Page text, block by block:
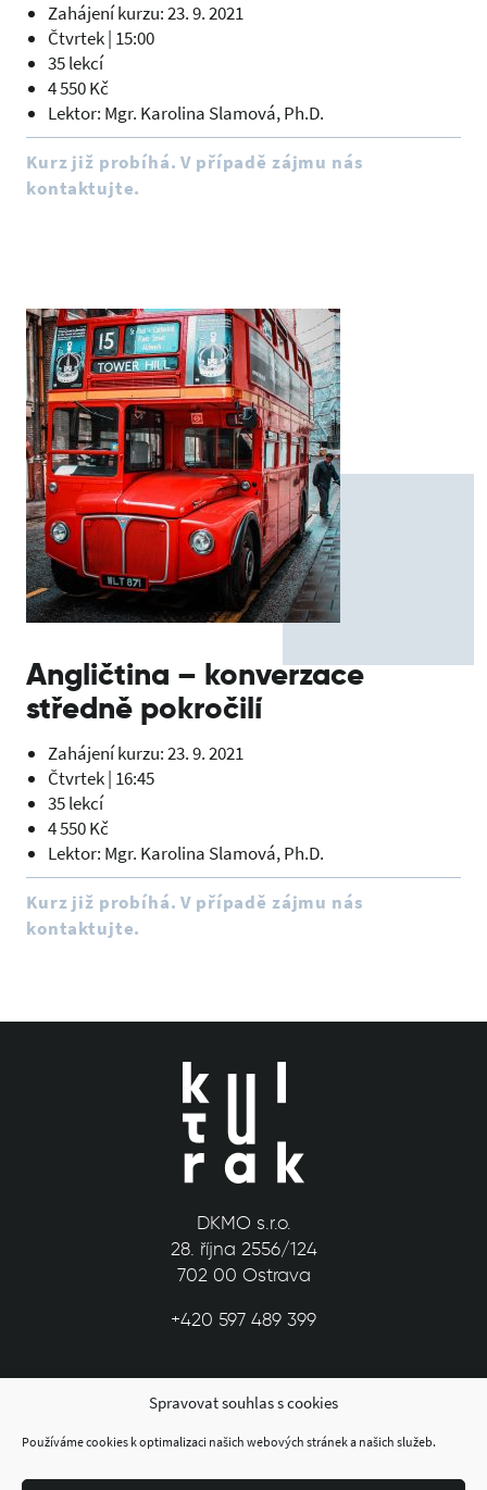
Spravovat souhlas s cookies
Používáme cookies k optimalizaci našich webových stránek a našich služeb.
Zahájení kurzu: 23. 9. 2021
Čtvrtek | 15:00
35 lekcí
4 550 Kč
Lektor: Mgr. Karolina Slamová, Ph.D.
Kurz již probíhá. V případě zájmu nás
kontaktujte.
Angličtina – konverzace
středně pokročilí
Zahájení kurzu: 23. 9. 2021
Čtvrtek | 16:45
35 lekcí
4 550 Kč
Lektor: Mgr. Karolina Slamová, Ph.D.
Kurz již probíhá. V případě zájmu nás
kontaktujte.
DKMO s.r.o.
28. října 2556/124
702 00 Ostrava
+420 597 489 399